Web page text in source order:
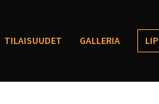
TILAISUUDET GALLERIA